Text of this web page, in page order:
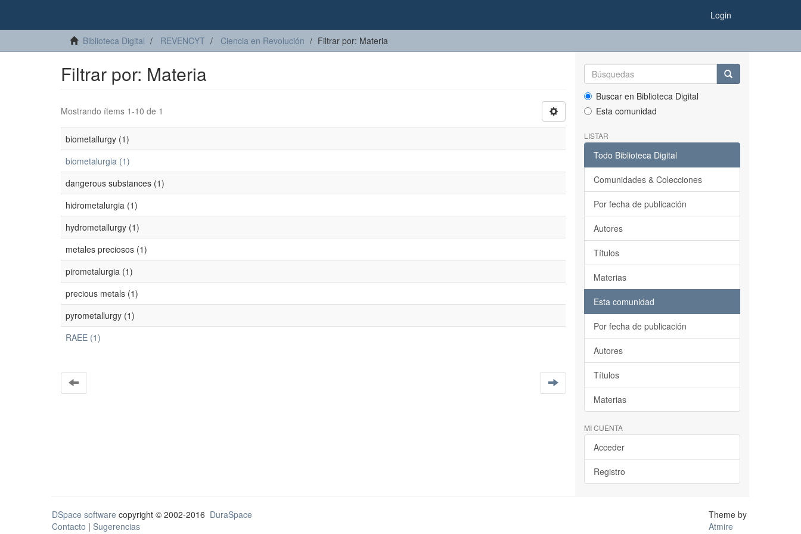
Login
Biblioteca Digital REVENCYT Ciencia en Revolución Filtrar por: Materia
Filtrar por: Materia
Mostrando ítems 1-10 de 1
biometallurgy (1)
biometalurgia (1)
dangerous substances (1)
hidrometalurgia (1)
hydrometallurgy (1)
metales preciosos (1)
pirometalurgia (1)
precious metals (1)
pyrometallurgy (1)
RAEE (1)
Buscar en Biblioteca Digital
Esta comunidad
LISTAR
Todo Biblioteca Digital
Comunidades & Colecciones
Por fecha de publicación
Autores
Títulos
Materias
Esta comunidad
Por fecha de publicación
Autores
Títulos
Materias
MI CUENTA
Acceder
Registro
DSpace software copyright © 2002-2016 DuraSpace
Contacto | Sugerencias
Theme by
Atmire